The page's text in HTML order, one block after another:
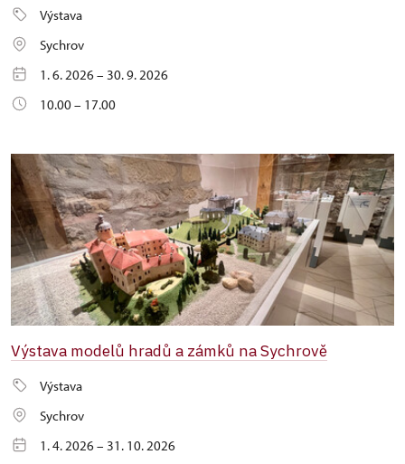
Výstava
Sychrov
1. 6. 2026 – 30. 9. 2026
10.00 – 17.00
Výstava modelů hradů a zámků na Sychrově
Výstava
Sychrov
1. 4. 2026 – 31. 10. 2026